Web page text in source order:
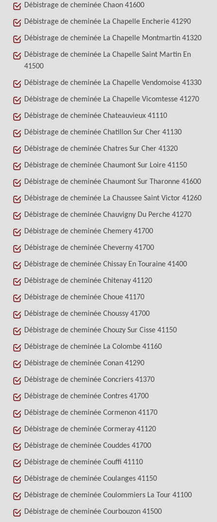
Débistrage de cheminée Chaon 41600
Débistrage de cheminée La Chapelle Encherie 41290
Débistrage de cheminée La Chapelle Montmartin 41320
Débistrage de cheminée La Chapelle Saint Martin En
41500
Débistrage de cheminée La Chapelle Vendomoise 41330
Débistrage de cheminée La Chapelle Vicomtesse 41270
Débistrage de cheminée Chateauvieux 41110
Débistrage de cheminée Chatillon Sur Cher 41130
Débistrage de cheminée Chatres Sur Cher 41320
Débistrage de cheminée Chaumont Sur Loire 41150
Débistrage de cheminée Chaumont Sur Tharonne 41600
Débistrage de cheminée La Chaussee Saint Victor 41260
Débistrage de cheminée Chauvigny Du Perche 41270
Débistrage de cheminée Chemery 41700
Débistrage de cheminée Cheverny 41700
Débistrage de cheminée Chissay En Touraine 41400
Débistrage de cheminée Chitenay 41120
Débistrage de cheminée Choue 41170
Débistrage de cheminée Choussy 41700
Débistrage de cheminée Chouzy Sur Cisse 41150
Débistrage de cheminée La Colombe 41160
Débistrage de cheminée Conan 41290
Débistrage de cheminée Concriers 41370
Débistrage de cheminée Contres 41700
Débistrage de cheminée Cormenon 41170
Débistrage de cheminée Cormeray 41120
Débistrage de cheminée Couddes 41700
Débistrage de cheminée Couffi 41110
Débistrage de cheminée Coulanges 41150
Débistrage de cheminée Coulommiers La Tour 41100
Débistrage de cheminée Courbouzon 41500